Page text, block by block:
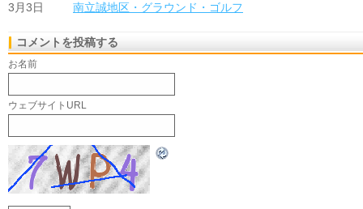
3月3日
南立誠地区・グラウンド・ゴルフ
コメントを投稿する
お名前
ウェブサイトURL